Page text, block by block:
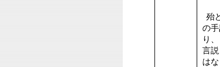
殆
の
り
言
は